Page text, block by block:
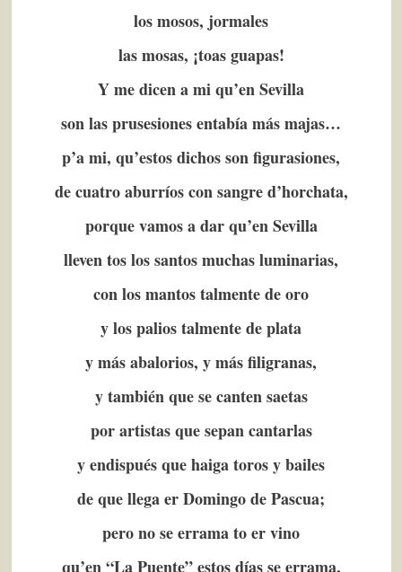
los mosos, jormales
las mosas, ¡toas guapas!
Y me dicen a mi qu’en Sevilla
son las prusesiones entabía más majas…
p’a mi, qu’estos dichos son figurasiones,
de cuatro aburríos con sangre d’horchata,
porque vamos a dar qu’en Sevilla
lleven tos los santos muchas luminarias,
con los mantos talmente de oro
y los palios talmente de plata
y más abalorios, y más filigranas,
y también que se canten saetas
por artistas que sepan cantarlas
y endispués que haiga toros y bailes
de que llega er Domingo de Pascua;
pero no se errama to er vino
qu’en “La Puente” estos días se errama,